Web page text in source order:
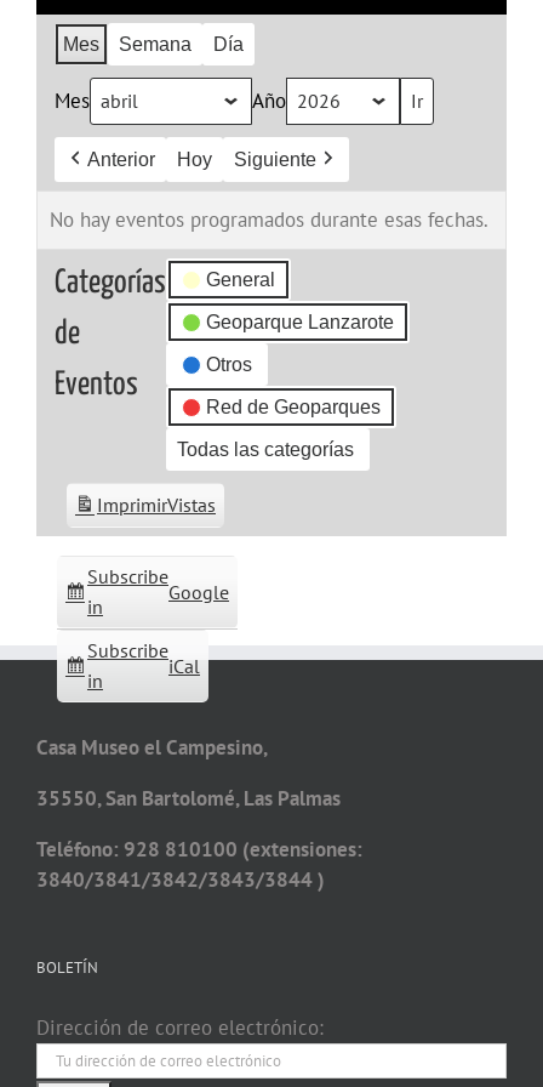
Mes Semana Día
Mes Año
Anterior Hoy Siguiente
No hay eventos programados durante esas fechas.
Categorías
de
Eventos
General
Geoparque Lanzarote
Otros
Red de Geoparques
Todas las categorías
Subscribe
in
Google
Subscribe
in
iCal
ImprimirVistas
Casa Museo el Campesino,
35550, San Bartolomé, Las Palmas
Teléfono: 928 810100 (extensiones:
3840/3841/3842/3843/3844 )
BOLETÍN
Dirección de correo electrónico: